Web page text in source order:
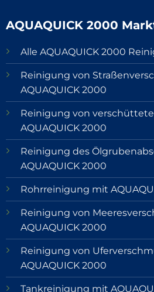
AQUAQUICK 2000
Alle AQUAQUICK 2000
Reinigung von
AQUAQUICK 2000
Reinigung von
AQUAQUICK 2000
Reinigung des
AQUAQUICK 2000
Rohrreinigung mit
Reinigung von
AQUAQUICK 2000
Reinigung von
AQUAQUICK 2000
Tankreinigung mit